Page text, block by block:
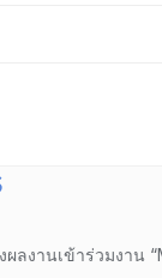
ลงานเข้าร่วมงาน